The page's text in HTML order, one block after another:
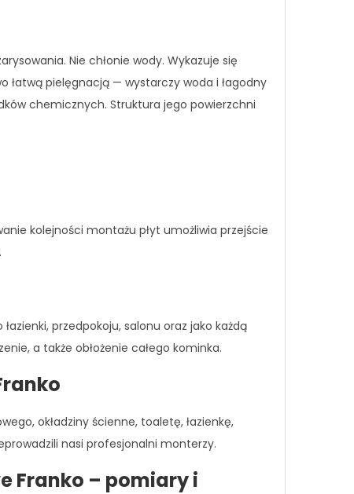
Nie chłonie wody. Wykazuje się
łatwą pielęgnacją — wystarczy woda i łagodny
chemicznych. Struktura jego powierzchni
kolejności montażu płyt umożliwia przejście
przedpokoju, salonu oraz jako każdą
a także obłożenie całego kominka.
okładziny ścienne, toaletę, łazienkę,
nasi profesjonalni monterzy.
Franko – pomiary i